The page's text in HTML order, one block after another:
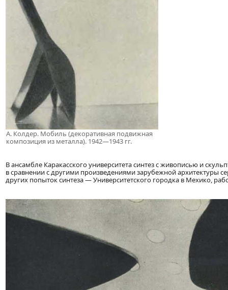
А. Колдер. Мобиль (декоративная подвижная
композиция из металла). 1942—1943 гг.
В ансамбле Каракасского университета синтез с живописью и
в сравнении с другими произведениями зарубежной архитектуры
других попыток синтеза — Университетского городка в Мехико,